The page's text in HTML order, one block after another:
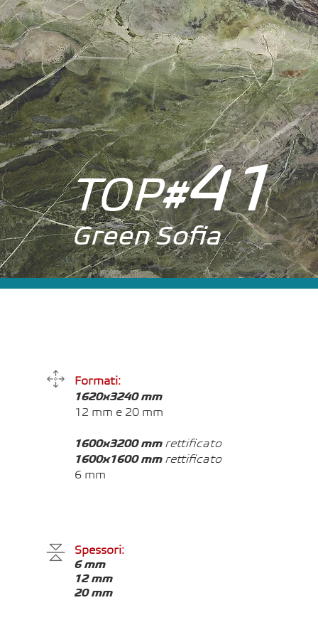
Green Sofia
TOP#41
Formati:
1620x3240 mm
12 mm e 20 mm
1600x3200 mm rettificato
1600x1600 mm rettificato
6 mm
Spessori:
6 mm
12 mm
20 mm